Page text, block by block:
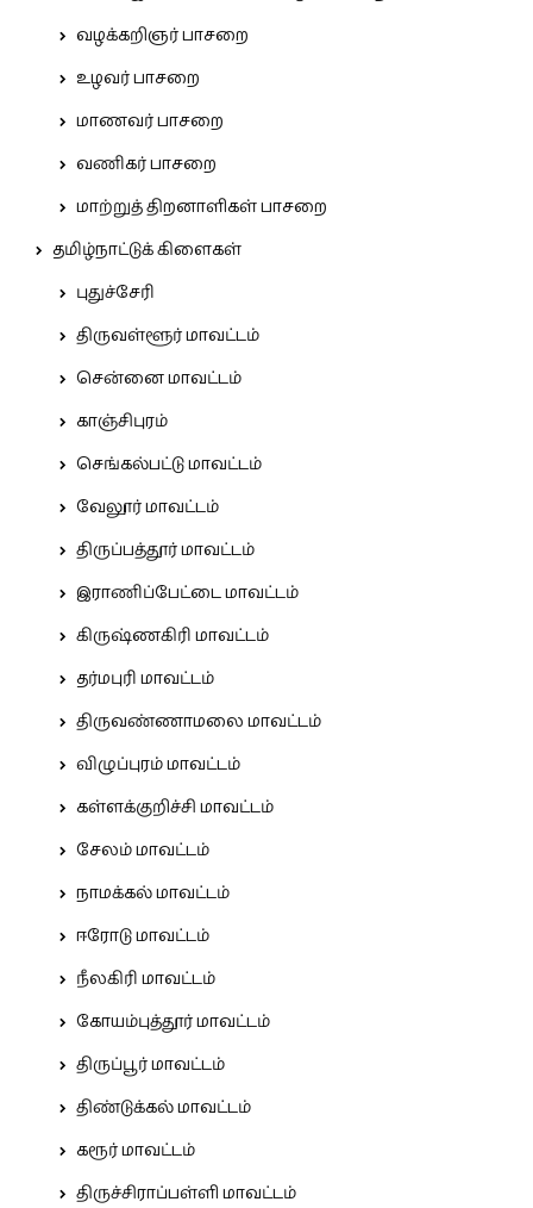
வழக்கறிஞர் பாசறை
உழவர் பாசறை
மாணவர் பாசறை
வணிகர் பாசறை
மாற்றுத் திறனாளிகள் பாசறை
தமிழ்நாட்டுக் கிளைகள்
புதுச்சேரி
திருவள்ளூர் மாவட்டம்
சென்னை மாவட்டம்
காஞ்சிபுரம்
செங்கல்பட்டு மாவட்டம்
வேலூர் மாவட்டம்
திருப்பத்தூர் மாவட்டம்
இராணிப்பேட்டை மாவட்டம்
கிருஷ்ணகிரி மாவட்டம்
தர்மபுரி மாவட்டம்
திருவண்ணாமலை மாவட்டம்
விழுப்புரம் மாவட்டம்
கள்ளக்குறிச்சி மாவட்டம்
சேலம் மாவட்டம்
நாமக்கல் மாவட்டம்
ஈரோடு மாவட்டம்
நீலகிரி மாவட்டம்
கோயம்புத்தூர் மாவட்டம்
திருப்பூர் மாவட்டம்
திண்டுக்கல் மாவட்டம்
கரூர் மாவட்டம்
திருச்சிராப்பள்ளி மாவட்டம்